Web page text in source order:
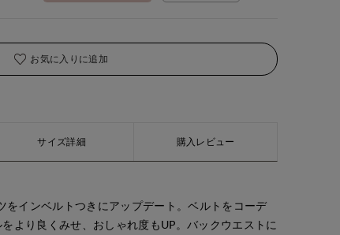
お気に入りに追加
サイズ詳細 購入レビュー
をインベルトつきにアップデート。ベルトをコーデ
より良くみせ、おしゃれ度もUP。バックウエストに